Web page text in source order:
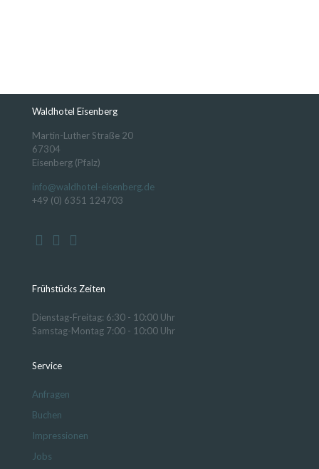
Waldhotel Eisenberg
Martin-Luther Straße 20
67304
Eisenberg (Pfalz)
info@waldhotel-eisenberg.de
+49 (0) 6351 124703
Frühstücks Zeiten
Dienstag-Freitag: 6:30 - 10:00 Uhr
Samstag-Montag 7:00 - 10:00 Uhr
Service
Anfragen
Buchen
Impressionen
Jobs